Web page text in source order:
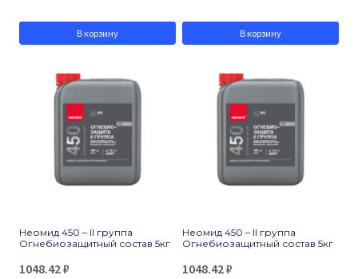
В корзину В корзину
Неомид 450 – II группа
Огнебиозащитный состав 5кг
1048.42₽
Неомид 450 – II группа
Огнебиозащитный состав 5кг
1048.42₽